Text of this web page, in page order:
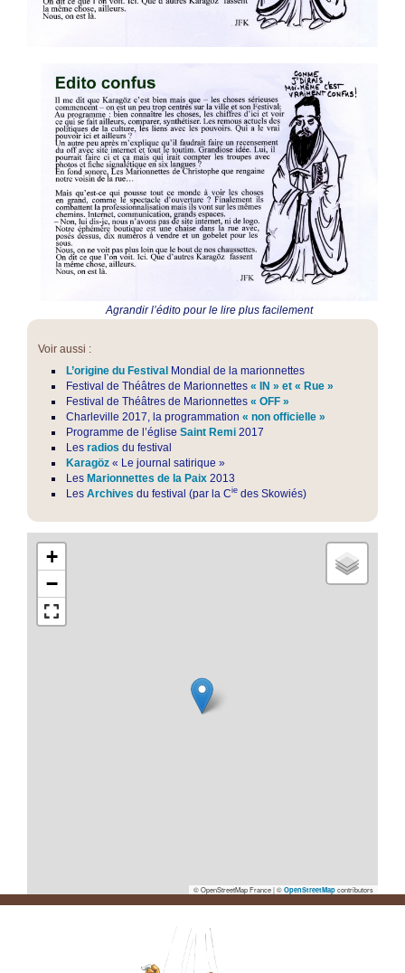
Agrandir l’édito pour le lire plus facilement
Voir aussi :
L’origine du FestivalMondial de la marionnettes
Festival de Théâtres de Marionnettes « IN » et « Rue »
Festival de Théâtres de Marionnettes « OFF »
Charleville 2017, la programmation « non officielle »
Programme de l’église Saint Remi2017
Les radios du festival
Karagöz« Le journal satirique »
Les Marionnettes de la Paix2013
Les Archives du festival (par la Ciedes Skowiés)
+
−
© OpenStreetMap France | © OpenStreetMapcontributors